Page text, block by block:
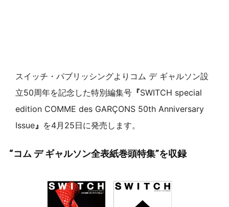
スイッチ・パブリッシングよりコム デ ギャルソン設
立50周年を記念した特別編集号『SWITCH special
edition COMME des GARÇONS 50th Anniversary
Issue』 を4月25日に発売します。
“コム デ ギャルソン全表紙巻頭特集”を収録